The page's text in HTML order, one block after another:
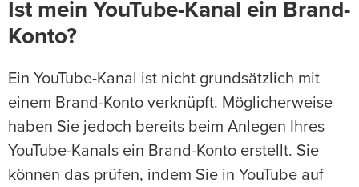
Ist mein YouTube-Kanal ein Brand-
Konto?
Ein YouTube-Kanal ist nicht grundsätzlich mit
einem Brand-Konto verknüpft. Möglicherweise
haben Sie jedoch bereits beim Anlegen Ihres
YouTube-Kanals ein Brand-Konto erstellt. Sie
können das prüfen, indem Sie in YouTube auf